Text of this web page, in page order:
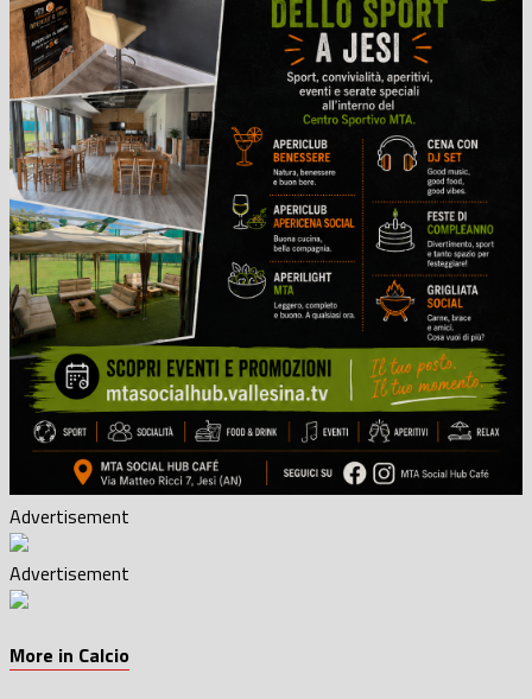
Advertisement
Advertisement
More in Calcio